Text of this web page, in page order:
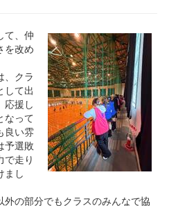
て、仲
を改め
、クラ
して出
応援し
なって
良い雰
予選敗
で走り
まし
外の部分でもクラスのみんなで協